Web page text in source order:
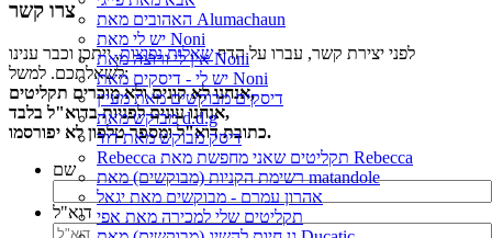
האהובים מאת Alumachaun
יש לי מאת Noni
אין לי ורוצה מאת Noni
יש לי - דיסקים מאת Noni
דיסקים מבוקשים מאת מעיין
מבוקש מאת d.d.g
דיסק מבוקש מאת דוד
Rebecca תקליטים שאני מחפשת מאת Rebecca
רשימת הקניות (מבוקשים) מאת matandole
אהרון עמרם - מבוקשים מאת יגאל
תקליטים שלי למכירה מאת אפי
צרו קשר
לפני יצירת קשר, עברו על הדףשאלות נפוצות, ייתכן וכבר ענינו
לשאלתכם. למשל:
אנחנו לא קונים ולא מוכרים תקליטים,
אנחנו עונים לפניות בדוא"ל בלבד,
כתובת דוא"ל ומספר טלפון לא יפורסמו.
שם
דוא"ל